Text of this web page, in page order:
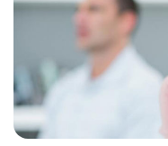
Familia
Ayuda
Cursos